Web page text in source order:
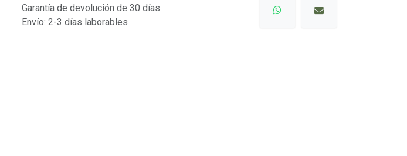
Garantía de devolución de 30 días
Envío: 2-3 días laborables